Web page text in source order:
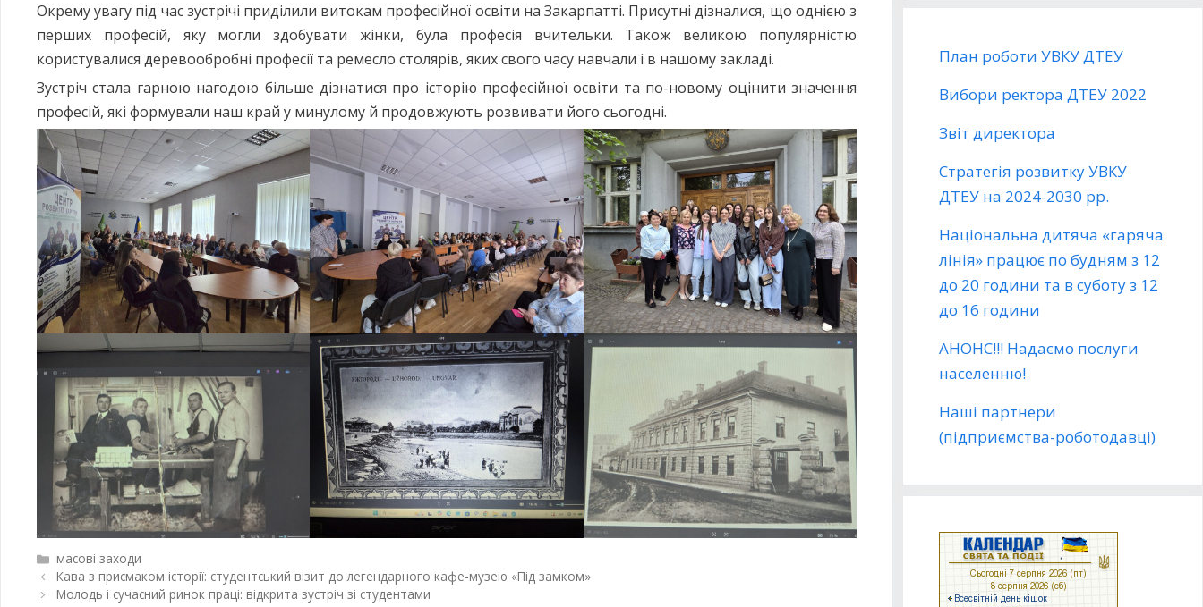
Окрему увагу під час зустрічі приділили витокам професійної освіти на Закарпатті. Присутні дізналися, що однією з
перших професій, яку могли здобувати жінки, була професія вчительки. Також великою популярністю
користувалися деревообробні професії та ремесло столярів, яких свого часу навчали і в нашому закладі.
Зустріч стала гарною нагодою більше дізнатися про історію професійної освіти та по-новому оцінити значення
професій, які формували наш край у минулому й продовжують розвивати його сьогодні.
масові заходи
Кава з присмаком історії: студентський візит до легендарного кафе-музею «Під замком»
Молодь і сучасний ринок праці: відкрита зустріч зі студентами
План роботи УВКУ ДТЕУ
Вибори ректора ДТЕУ 2022
Звіт директора
Стратегія розвитку УВКУ
ДТЕУ на 2024-2030 рр.
Національна дитяча «гаряча
лінія» працює по будням з 12
до 20 години та в суботу з 12
до 16 години
АНОНС!!! Надаємо послуги
населенню!
Наші партнери
(підприємства-роботодавці)